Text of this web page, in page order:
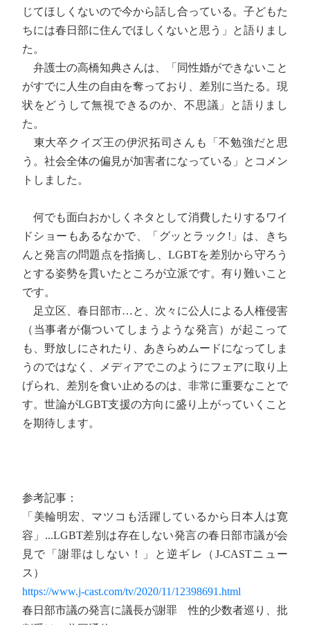
じてほしくないので今から話し合っている。子どもた
ちには春日部に住んでほしくないと思う」と語りまし
た。
弁護士の高橋知典さんは、「同性婚ができないこと
がすでに人生の自由を奪っており、差別に当たる。現
状をどうして無視できるのか、不思議」と語りまし
た。
東大卒クイズ王の伊沢拓司さんも「不勉強だと思
う。社会全体の偏見が加害者になっている」とコメン
トしました。
何でも面白おかしくネタとして消費したりするワイ
ドショーもあるなかで、「グッとラック!」は、きち
んと発言の問題点を指摘し、LGBTを差別から守ろう
とする姿勢を貫いたところが立派です。有り難いこと
です。
足立区、春日部市…と、次々に公人による人権侵害
（当事者が傷ついてしまうような発言）が起こって
も、野放しにされたり、あきらめムードになってしま
うのではなく、メディアでこのようにフェアに取り上
げられ、差別を食い止めるのは、非常に重要なことで
す。世論がLGBT支援の方向に盛り上がっていくこと
を期待します。
参考記事：
「美輪明宏、マツコも活躍しているから日本人は寛
容」...LGBT差別は存在しない発言の春日部市議が会
見で「謝罪はしない！」と逆ギレ（J-CASTニュー
ス）
https://www.j-cast.com/tv/2020/11/12398691.html
春日部市議の発言に議長が謝罪 性的少数者巡り、批